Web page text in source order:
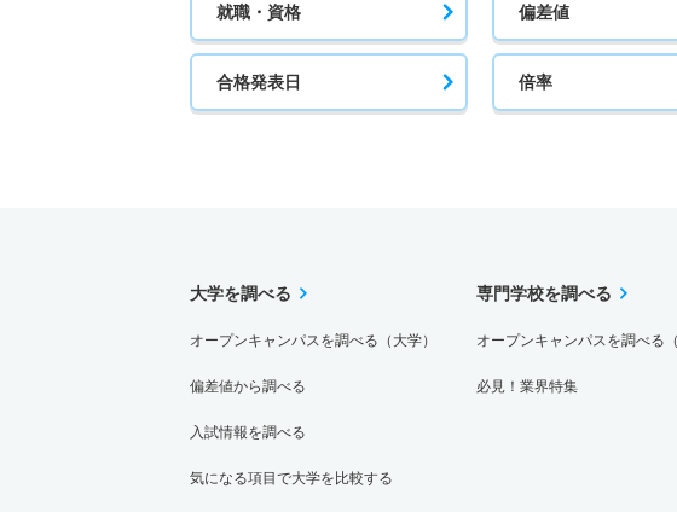
就職・資格 偏差値
合格発表日 倍率
大学を調べる
オープンキャンパスを調べる（大学）
偏差値から調べる
入試情報を調べる
気になる項目で大学を比較する
専門学校を調べる
オープンキャンパスを調べる
必見！業界特集